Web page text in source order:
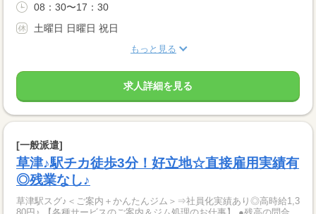
08：30〜17：30
土曜日 日曜日 祝日
もっと見る
求人詳細を見る
[一般派遣]
草津♪駅チカ徒歩3分！好立地☆直接雇用実績有
◎残業なし♪
草津駅スグ♪＜ご案内＋かんたんジム＞⇒社員化実績あり◎高時給1,3